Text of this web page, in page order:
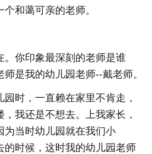
和蔼可亲的老师。
。你印象最深刻的老师是谁
是我的幼儿园老师--戴老师。
时，一直赖在家里不肯走，
我还是不想去。上我家长，
为当时幼儿园就在我们小
的时候，这时我的幼儿园老师